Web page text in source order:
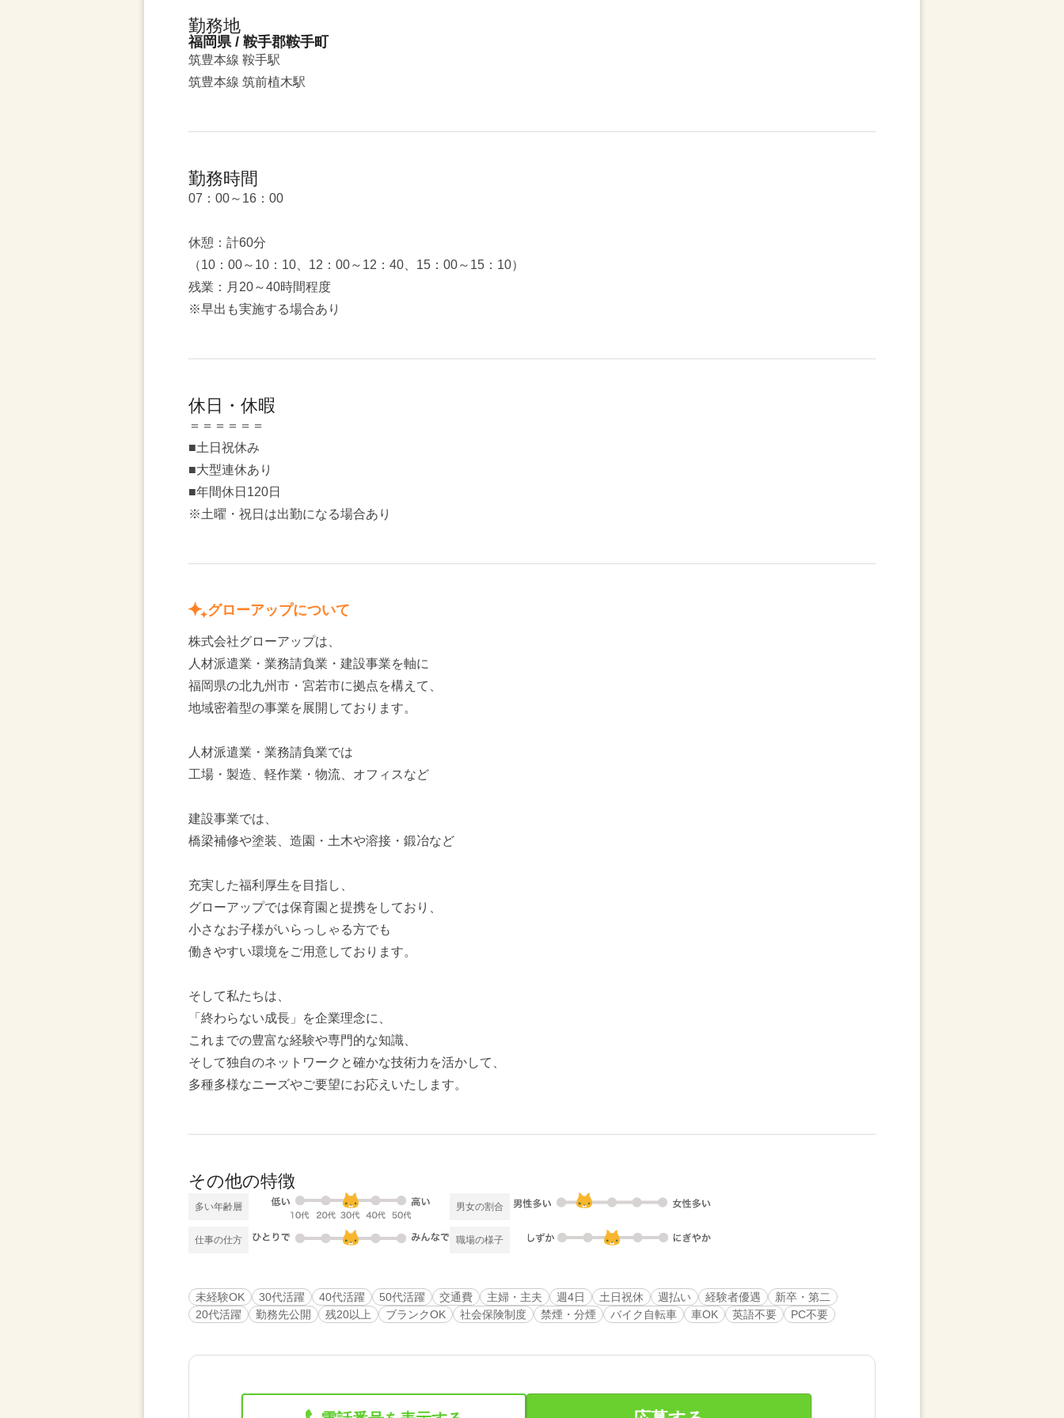
勤務地
福岡県 / 鞍手郡鞍手町
筑豊本線 鞍手駅
筑豊本線 筑前植木駅
勤務時間
07：00～16：00
休憩：計60分
（10：00～10：10、12：00～12：40、15：00～15：10）
残業：月20～40時間程度
※早出も実施する場合あり
休日・休暇
＝＝＝＝＝＝
■土日祝休み
■大型連休あり
■年間休日120日
※土曜・祝日は出勤になる場合あり
グローアップについて
株式会社グローアップは、
人材派遣業・業務請負業・建設事業を軸に
福岡県の北九州市・宮若市に拠点を構えて、
地域密着型の事業を展開しております。
人材派遣業・業務請負業では
工場・製造、軽作業・物流、オフィスなど
建設事業では、
橋梁補修や塗装、造園・土木や溶接・鍛冶など
充実した福利厚生を目指し、
グローアップでは保育園と提携をしており、
小さなお子様がいらっしゃる方でも
働きやすい環境をご用意しております。
そして私たちは、
「終わらない成長」を企業理念に、
これまでの豊富な経験や専門的な知識、
そして独自のネットワークと確かな技術力を活かして、
多種多様なニーズやご要望にお応えいたします。
その他の特徴
多い年齢層 男女の割合
仕事の仕方 職場の様子
未経験OK 30代活躍 40代活躍 50代活躍 交通費 主婦・主夫 週4日 土日祝休 週払い 経験者優遇
新卒・第二
20代活躍
勤務先公開 残20以上 ブランクOK 社会保険制度 禁煙・分煙 バイク自転車 車OK 英語不要 PC不要